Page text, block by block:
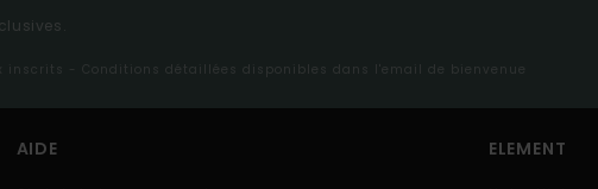
inscrits - Conditions détaillées disponibles dans l'email de bienvenue
AIDE ELEMENT